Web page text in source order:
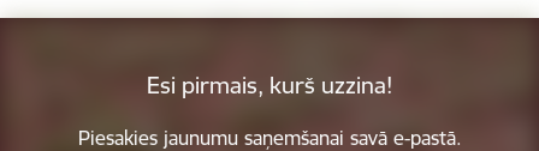
Esi pirmais, kurš uzzina!
Piesakies jaunumu saņemšanai savā e-pastā.